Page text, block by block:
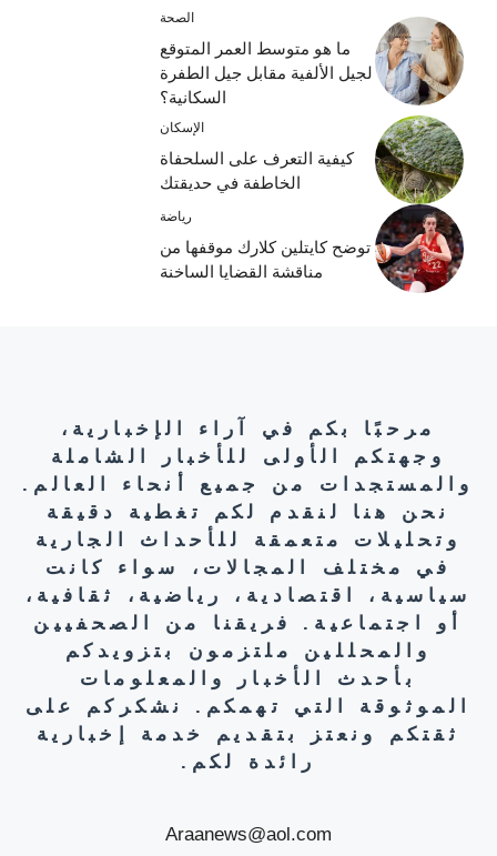
الصحة
ما هو متوسط ​​العمر المتوقع
لجيل الألفية مقابل جيل الطفرة
السكانية؟
الإسكان
كيفية التعرف على السلحفاة
الخاطفة في حديقتك
رياضة
توضح كايتلين كلارك موقفها من
مناقشة القضايا الساخنة
مرحبًا بكم في آراء الإخبارية،
وجهتكم الأولى للأخبار الشاملة
والمستجدات من جميع أنحاء العالم.
نحن هنا لنقدم لكم تغطية دقيقة
وتحليلات متعمقة للأحداث الجارية
في مختلف المجالات، سواء كانت
سياسية، اقتصادية، رياضية، ثقافية،
أو اجتماعية. فريقنا من الصحفيين
والمحللين ملتزمون بتزويدكم
بأحدث الأخبار والمعلومات
الموثوقة التي تهمكم. نشكركم على
ثقتكم ونعتز بتقديم خدمة إخبارية
رائدة لكم.
Araanews@aol.com